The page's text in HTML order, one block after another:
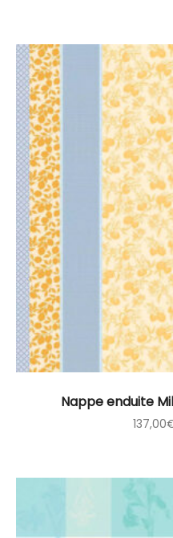
Nappe enduite
137,00